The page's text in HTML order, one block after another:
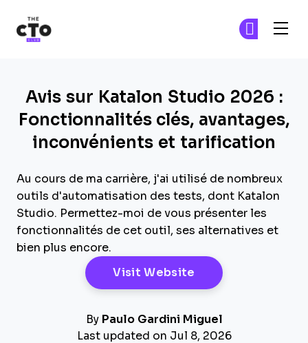
Avis sur Katalon Studio 2026 :
Fonctionnalités clés, avantages,
inconvénients et tarification
Au cours de ma carrière, j'ai utilisé de nombreux
outils d'automatisation des tests, dont Katalon
Studio. Permettez-moi de vous présenter les
fonctionnalités de cet outil, ses alternatives et
bien plus encore.
Visit Website Opens New
By Paulo Gardini Miguel
Last updated on Jul 8, 2026